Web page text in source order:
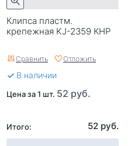
Клипса пластм.
крепежная KJ-2359 КНР
Сравнить Отложить
В наличии
Цена за 1 шт. 52 руб.
Итого: 52 руб.